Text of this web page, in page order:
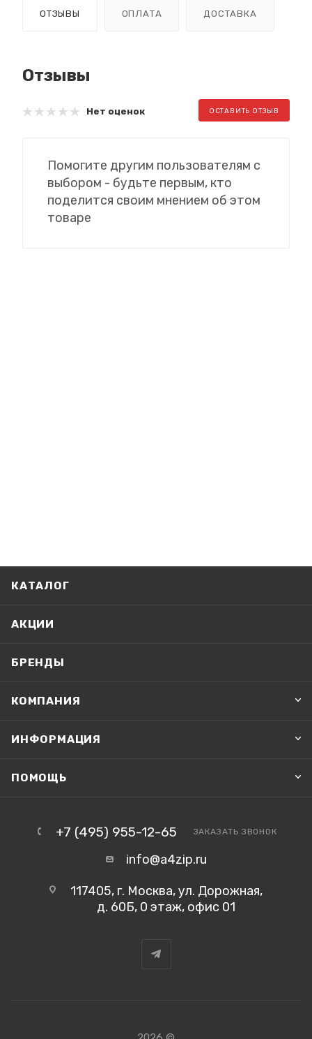
ОТЗЫВЫ ОПЛАТА ДОСТАВКА
Отзывы
Нет оценок ОСТАВИТЬ ОТЗЫВ
Помогите другим пользователям с
выбором - будьте первым, кто
поделится своим мнением об этом
товаре
КАТАЛОГ
АКЦИИ
БРЕНДЫ
КОМПАНИЯ
ИНФОРМАЦИЯ
ПОМОЩЬ
+7 (495) 955-12-65 ЗАКАЗАТЬ ЗВОНОК
info@a4zip.ru
117405, г. Москва, ул. Дорожная,
д. 60Б, 0 этаж, офис 01